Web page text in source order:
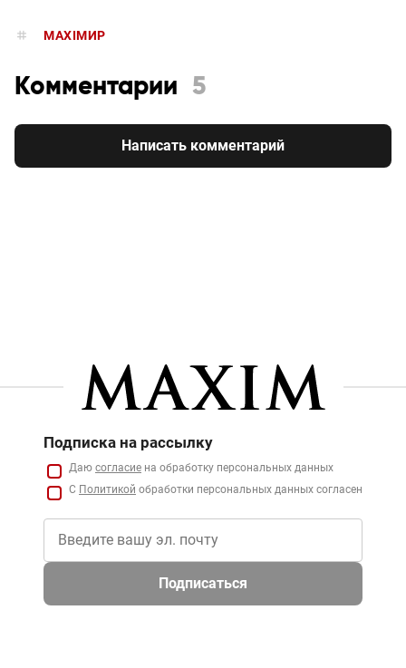
MAXIMИР
Комментарии 5
Написать комментарий
Подписка на рассылку
Даю согласие на обработку персональных данных
С Политикой обработки персональных данных согласен
Подписаться